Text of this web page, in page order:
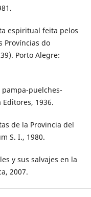
espiritual feita pelos
Províncias do
Porto Alegre:
pampa-puelches-
Editores, 1936.
de la Provincia del
S. I., 1980.
y sus salvajes en la
2007.